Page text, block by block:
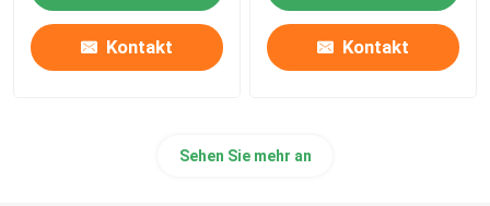
Diamantdraht sah
Kontakt Kontakt
Sehen Sie mehr an